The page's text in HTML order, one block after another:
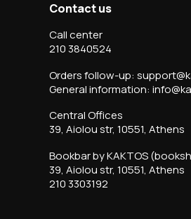
Contact us
Call center
210 3840524
Orders follow-up:
General information:
Central Offices
39, Aiolou str, 10551, Athens
Bookbar by KAKTOS
39, Aiolou str, 10551, Athens
210 3303192